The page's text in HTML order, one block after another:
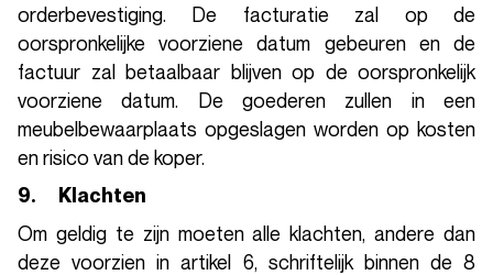
orderbevestiging. De facturatie zal op de
oorspronkelijke voorziene datum gebeuren en de
factuur zal betaalbaar blijven op de oorspronkelijk
voorziene datum. De goederen zullen in een
meubelbewaarplaats opgeslagen worden op kosten
en risico van de koper.
9. Klachten
Om geldig te zijn moeten alle klachten, andere dan
deze voorzien in artikel 6, schriftelijk binnen de 8